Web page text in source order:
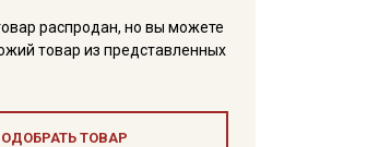
распродан, но вы можете
товар из представленных
ТОВАР